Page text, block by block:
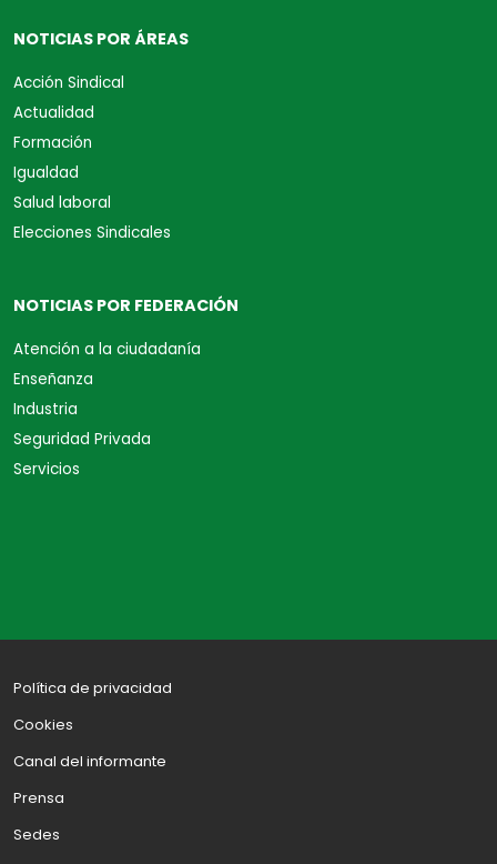
NOTICIAS POR ÁREAS
Acción Sindical
Actualidad
Formación
Igualdad
Salud laboral
Elecciones Sindicales
NOTICIAS POR FEDERACIÓN
Atención a la ciudadanía
Enseñanza
Industria
Seguridad Privada
Servicios
Política de privacidad
Cookies
Canal del informante
Prensa
Sedes